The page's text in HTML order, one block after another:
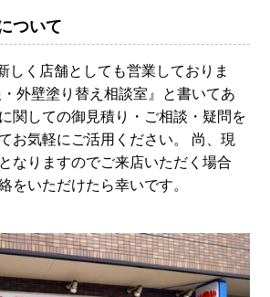
ついて
しく店舗としても営業しておりま
外壁塗り替え相談室』と書いてあ
関しての御見積り・ご相談・疑問を
お気軽にご活用ください。 尚、現
なりますのでご来店いただく場合
をいただけたら幸いです。